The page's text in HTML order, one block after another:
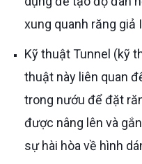
xung quanh răng giả
Kỹ thuật Tunnel (kỹ thuật đào đường hầm): Kỹ
thuật này liên quan
trong nướu để đặt
được nâng lên và
sự hài hòa về hình